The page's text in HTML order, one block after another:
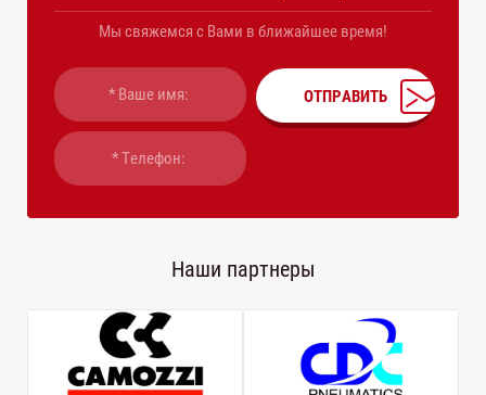
Мы свяжемся с Вами в ближайшее время!
ОТПРАВИТЬ
Наши партнеры